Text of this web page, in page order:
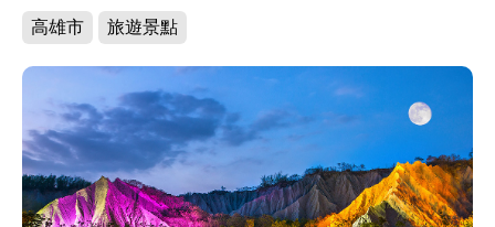
高雄市 旅遊景點